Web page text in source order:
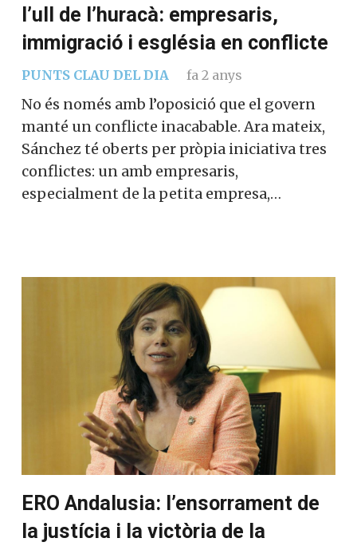
l’ull de l’huracà: empresaris,
immigració i església en conflicte
PUNTS CLAU DEL DIA fa 2 anys
No és només amb l’oposició que el govern
manté un conflicte inacabable. Ara mateix,
Sánchez té oberts per pròpia iniciativa tres
conflictes: un amb empresaris,
especialment de la petita empresa,…
ERO Andalusia: l’ensorrament de
la justícia i la victòria de la